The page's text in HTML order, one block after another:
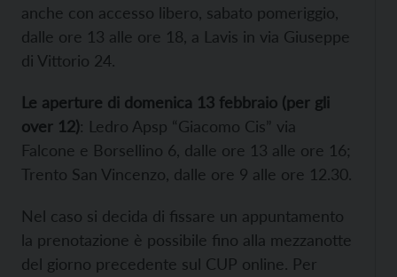
anche con accesso libero, sabato pomeriggio,
dalle ore 13 alle ore 18, a Lavis in via Giuseppe
di Vittorio 24.
Le aperture di domenica 13 febbraio (per gli
over 12): Ledro Apsp “Giacomo Cis” via
Falcone e Borsellino 6, dalle ore 13 alle ore 16;
Trento San Vincenzo, dalle ore 9 alle ore 12.30.
Nel caso si decida di fissare un appuntamento
la prenotazione è possibile fino alla mezzanotte
del giorno precedente sul CUP online. Per